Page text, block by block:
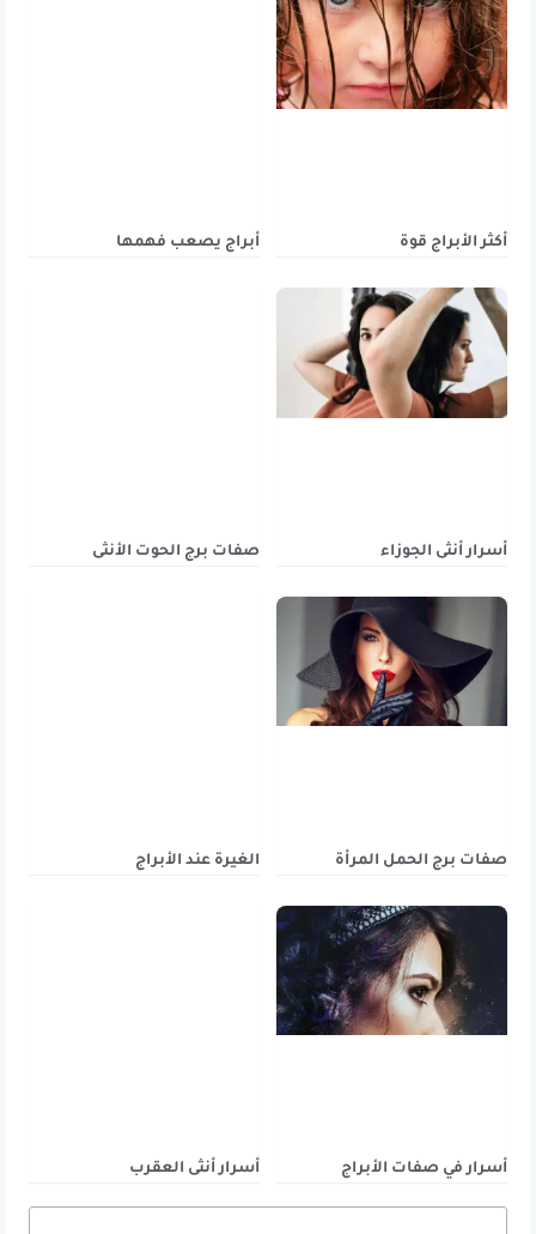
أكثر الأبراج قوة أبراج يصعب فهمها
أسرار أنثى الجوزاء صفات برج الحوت الأنثى
صفات برج الحمل المرأة الغيرة عند الأبراج
أسرار في صفات الأبراج أسرار أنثى العقرب